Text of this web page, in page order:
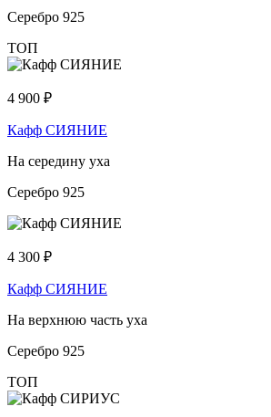
Серебро 925
ТОП
4 900 ₽
Кафф СИЯНИЕ
На середину уха
Серебро 925
4 300 ₽
Кафф СИЯНИЕ
На верхнюю часть уха
Серебро 925
ТОП